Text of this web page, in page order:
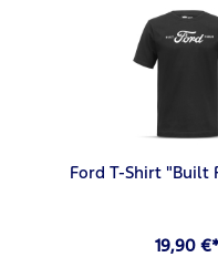
Ford T-Shirt "Built
19,90